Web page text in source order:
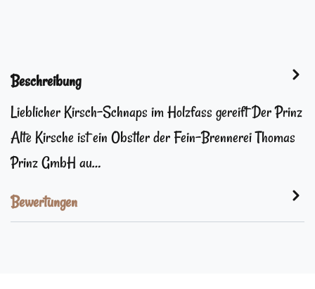
Beschreibung
Lieblicher Kirsch-Schnaps im Holzfass gereift Der Prinz
Alte Kirsche ist ein Obstler der Fein-Brennerei Thomas
Prinz GmbH au…
Bewertungen